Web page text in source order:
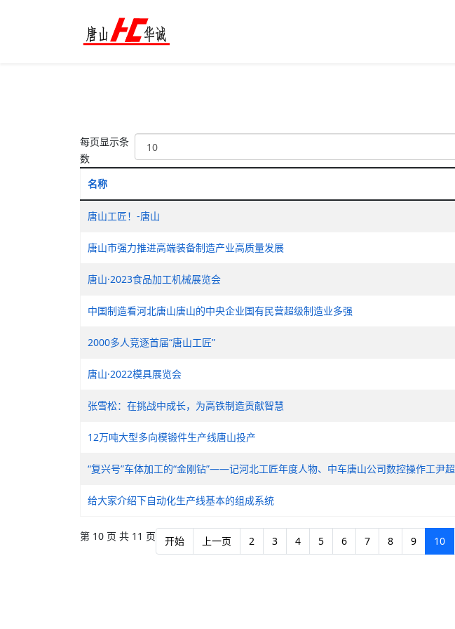
每页显示条
数
名称
唐山工匠！-唐山
唐山市强力推进高端装备制造产业高质量发展
唐山·2023食品加工机械展览会
中国制造看河北唐山唐山的中央企业国有民营超级制造业多强
2000多人竞逐首届“唐山工匠”
唐山·2022模具展览会
张雪松：在挑战中成长，为高铁制造贡献智慧
12万吨大型多向模锻件生产线唐山投产
“复兴号”车体加工的“金刚钻”——记河北工匠年度人物、中车唐山公司数控操作工尹超
给大家介绍下自动化生产线基本的组成系统
第 10 页 共 11 页 开始 上一页 2 3 4 5 6 7 8 9 10